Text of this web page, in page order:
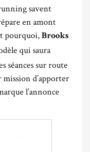
savent
en amont
pourquoi, Brooks
qui saura
séances sur route
d’apporter
l’annonce